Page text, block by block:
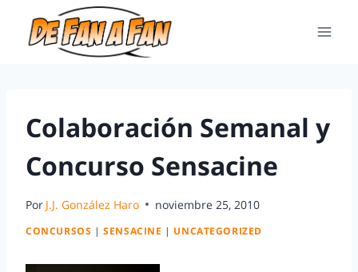
Colaboración Semanal y
Concurso Sensacine
Por J.J. González Haro noviembre 25, 2010
CONCURSOS |SENSACINE | UNCATEGORIZED